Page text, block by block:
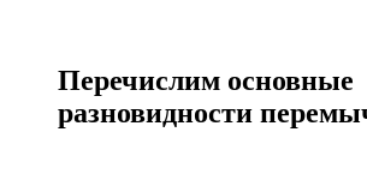
Перечислим основные
разновидности